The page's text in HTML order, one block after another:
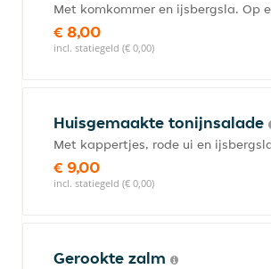
Met komkommer en ijsbergsla. Op
€ 8,00
incl. statiegeld (€ 0,00)
Huisgemaakte tonijnsalade
Met kappertjes, rode ui en
€ 9,00
incl. statiegeld (€ 0,00)
Gerookte zalm